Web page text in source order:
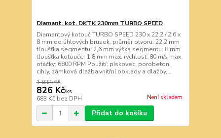
Diamant. kot. DKTK 230mm TURBO SPEED
Diamantový kotouč TURBO SPEED 230 x 22,2 / 2,6 x
8 mm do úhlových brusek. průměr otvoru: 22,2 mm
tloušťka segmentu: 2,6 mm výška segmentu: 8 mm
tloušťka kotouče: 1,8 mm max. rychlost: 80 m/s max.
otáčky: 6800 RPM Použití: pískovec, porobeton,
cihly, zámková dlažba,vnitřní obklady a dlažby,...
1 033 Kč
826 Kč/ks
683 Kč bez DPH Není skladem
Přidat do košíku